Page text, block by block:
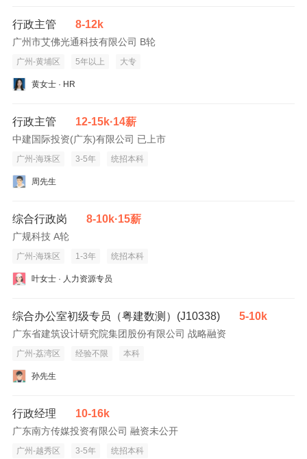
行政主管 8-12k
广州市艾佛光通科技有限公司 B轮
广州-黄埔区 5年以上 大专
黄女士 · HR
行政主管 12-15k·14薪
中建国际投资(广东)有限公司 已上市
广州-海珠区 3-5年 统招本科
周先生
综合行政岗 8-10k·15薪
广规科技 A轮
广州-海珠区 1-3年 统招本科
叶女士 · 人力资源专员
综合办公室初级专员（粤建数测）(J10338) 5-10k
广东省建筑设计研究院集团股份有限公司 战略融资
广州-荔湾区 经验不限 本科
孙先生
行政经理 10-16k
广东南方传媒投资有限公司 融资未公开
广州-越秀区 3-5年 统招本科